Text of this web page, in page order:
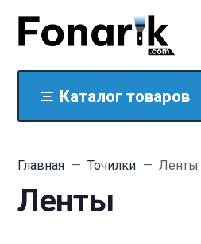
Каталог товаров
Главная Точилки Ленты
Ленты